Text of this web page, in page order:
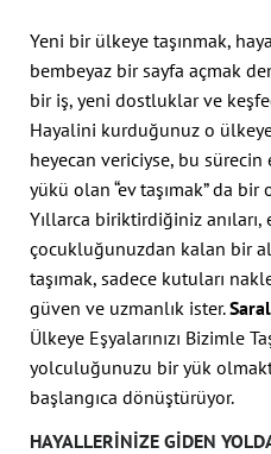
Yeni bir ülkeye taşınmak,
bembeyaz bir sayfa açmak
bir iş, yeni dostluklar ve
Hayalini kurduğunuz o
heyecan vericiyse, bu
yükü olan “ev taşımak” da
Yıllarca biriktirdiğiniz
çocukluğunuzdan kalan bir
taşımak, sadece kutuları
güven ve uzmanlık ister.
Ülkeye Eşyalarınızı Bizimle
yolculuğunuzu bir yük
başlangıca dönüştürüyor.
HAYALLERINIZE GIDEN